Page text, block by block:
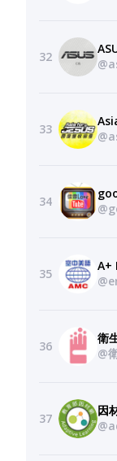
32
33
34
35
A+
36
衛
@
37
因